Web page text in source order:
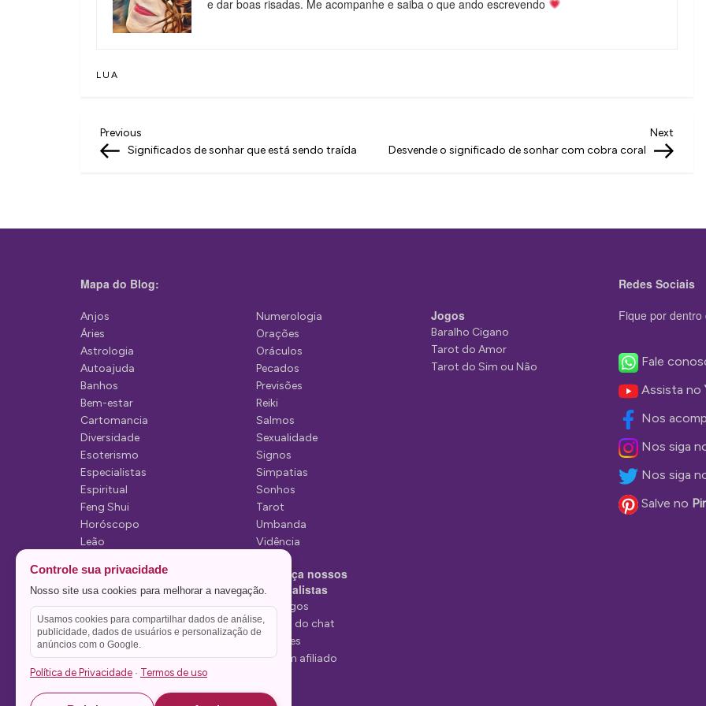
e dar boas risadas. Me acompanhe e saiba o que ando escrevendo
LUA
N
a
ç
ã
o
d
e
P
o
s
t
Previous
Post
Previous
Significados de sonhar que está sendo traída
Post
Next
Desvende o significado de sonhar com cobra coral
Mapa do Blog:
Anjos
Áries
Astrologia
Autoajuda
Banhos
Bem-estar
Cartomancia
Diversidade
Esoterismo
Especialistas
Espiritual
Feng Shui
Horóscopo
Leão
Mediunidade
Mensagens
Numerologia
Orações
Oráculos
Pecados
Previsões
Reiki
Salmos
Sexualidade
Signos
Simpatias
Sonhos
Tarot
Umbanda
Vidência
Conheça nossos
Especialistas
Tarólogos
Estelas do chat
Videntes
Seja um afiliado
Jogos
Baralho Cigano
Tarot do Amor
Tarot do Sim ou Não
Redes Sociais
Fique por
Fale
Assista no
Nos
Nos siga
Nos siga
Salve no
Controle sua privacidade
Nosso site usa cookies para melhorar a navegação.
Usamos cookies para compartilhar dados de análise,
publicidade, dados de usuários e personalização de
anúncios com o Google.
Política de Privacidade · Termos de uso